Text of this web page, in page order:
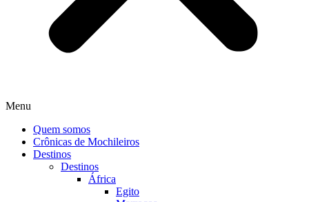
Menu
Quem somos
Crônicas de Mochileiros
Destinos
Destinos
África
Egito